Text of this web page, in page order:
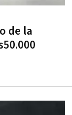
de la